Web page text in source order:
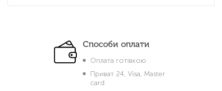
Способи оплати
Оплата готівкою
Приват 24, Visa, Master
card